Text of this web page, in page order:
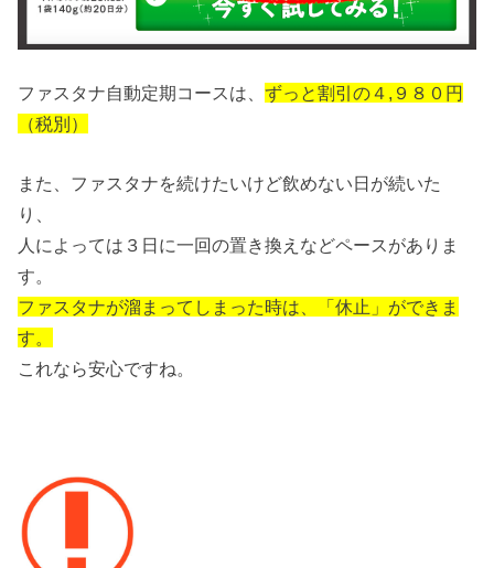
ファスタナ自動定期コースは、ずっと割引の４,９８０円
（税別）
また、ファスタナを続けたいけど飲めない日が続いた
り、
人によっては３日に一回の置き換えなどペースがありま
す。
ファスタナが溜まってしまった時は、「休止」ができま
す。
これなら安心ですね。